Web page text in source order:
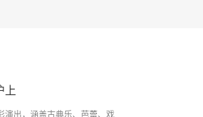
上
演出，涵盖古典乐、芭蕾、戏